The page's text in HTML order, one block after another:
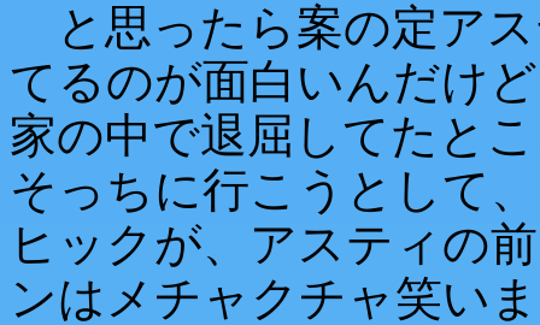
と思ったら案の定ア
てるのが面白いんだけ
家の中で退屈してたと
そっちに行こうとして
ヒックが、アスティの
ンはメチャクチャ笑い